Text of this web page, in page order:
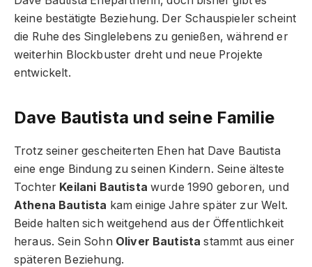
keine bestätigte Beziehung. Der Schauspieler scheint
die Ruhe des Singlelebens zu genießen, während er
weiterhin Blockbuster dreht und neue Projekte
entwickelt.
Dave Bautista und seine Familie
Trotz seiner gescheiterten Ehen hat Dave Bautista
eine enge Bindung zu seinen Kindern. Seine älteste
Tochter Keilani Bautista wurde 1990 geboren, und
Athena Bautista kam einige Jahre später zur Welt.
Beide halten sich weitgehend aus der Öffentlichkeit
heraus. Sein Sohn Oliver Bautista stammt aus einer
späteren Beziehung.